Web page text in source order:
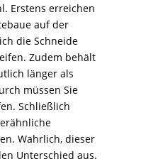
Erstens erreichen
auf der
die Schneide
Zudem behält
länger als
müssen Sie
Schließlich
Wahrlich, dieser
Unterschied aus.